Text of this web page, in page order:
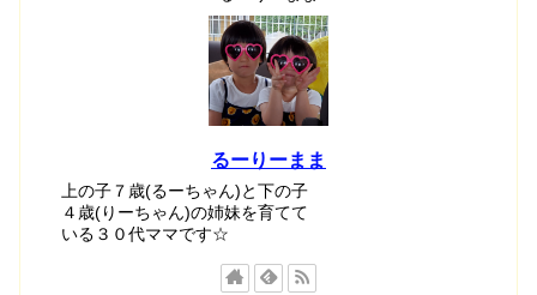
るーりーまま
上の子７歳(るーちゃん)と下の子
４歳(りーちゃん)の姉妹を育てて
いる３０代ママです☆